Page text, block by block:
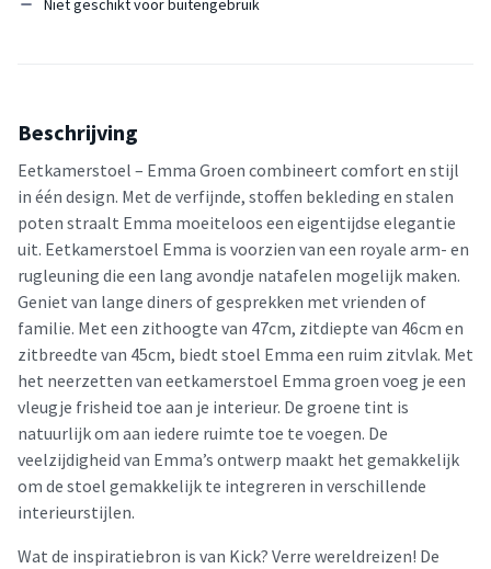
Beschrijving
Eetkamerstoel – Emma Groen combineert comfort en stijl
in één design. Met de verfijnde, stoffen bekleding en stalen
poten straalt Emma moeiteloos een eigentijdse elegantie
uit. Eetkamerstoel Emma is voorzien van een royale arm- en
rugleuning die een lang avondje natafelen mogelijk maken.
Geniet van lange diners of gesprekken met vrienden of
familie. Met een zithoogte van 47cm, zitdiepte van 46cm en
zitbreedte van 45cm, biedt stoel Emma een ruim zitvlak. Met
het neerzetten van eetkamerstoel Emma groen voeg je een
vleugje frisheid toe aan je interieur. De groene tint is
natuurlijk om aan iedere ruimte toe te voegen. De
veelzijdigheid van Emma’s ontwerp maakt het gemakkelijk
om de stoel gemakkelijk te integreren in verschillende
interieurstijlen.
Wat de inspiratiebron is van Kick? Verre wereldreizen! De